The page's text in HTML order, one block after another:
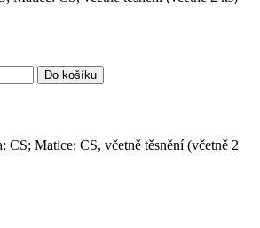
Do košíku
Matice: CS, včetně těsnění (včetně 2